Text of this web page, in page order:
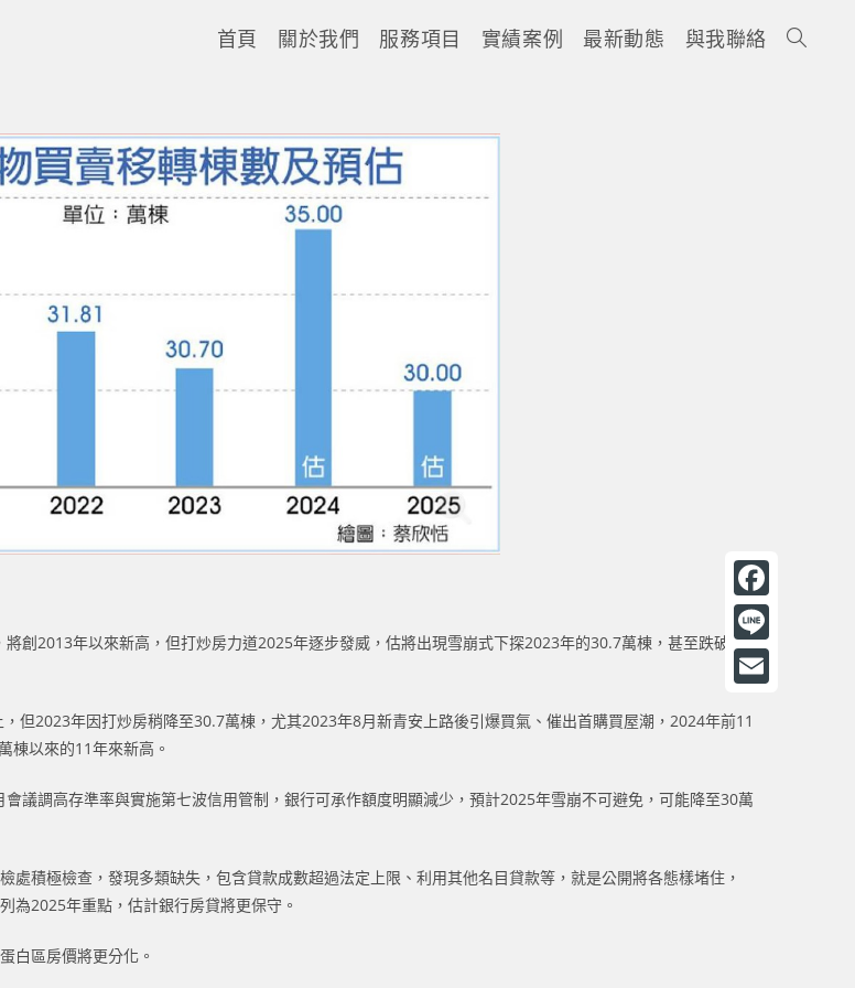
首頁 關於我們 服務項目 實績案例 最新動態 與我聯絡
創2013年以來新高，但打炒房力道2025年逐步發威，估將出現雪崩式下探2023年的30.7萬棟，甚至跌破30
但2023年因打炒房稍降至30.7萬棟，尤其2023年8月新青安上路後引爆買氣、催出首購買屋潮，2024年前11
棟以來的11年來新高。
議調高存準率與實施第七波信用管制，銀行可承作額度明顯減少，預計2025年雪崩不可避免，可能降至30萬
積極檢查，發現多類缺失，包含貸款成數超過法定上限、利用其他名目貸款等，就是公開將各態樣堵住，
為2025年重點，估計銀行房貸將更保守。
白區房價將更分化。
F
a
c
e
o
L
n
i